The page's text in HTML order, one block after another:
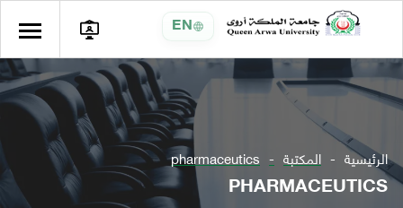
EN
الرئيسية المكتبة pharmaceutics
PHARMACEUTICS